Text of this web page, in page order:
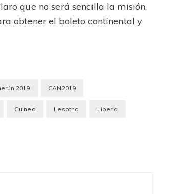
que no será sencilla la misión,
obtener el boleto continental y
2019 CAN2019
Guinea Lesotho Liberia